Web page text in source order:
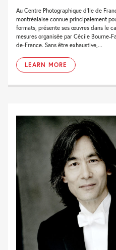
Au Centre Photographique d’Ile de
montréalaise connue principalement
formats, présente ses œuvres dans le
mesures organisée par Cécile Bourne-
de-France. Sans être exhaustive,...
LEARN MORE